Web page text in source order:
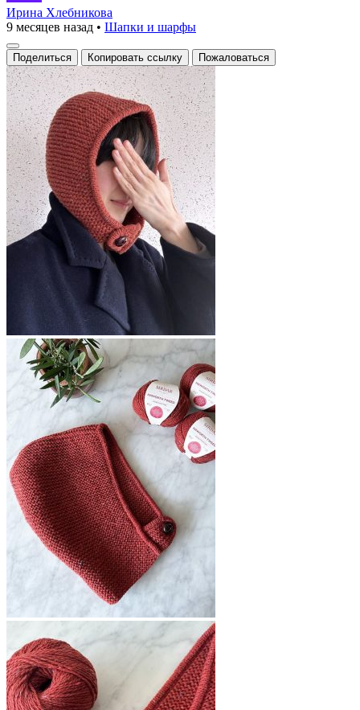
капюшон
с
застёжкой
Ирина Хлебникова
9 месяцев назад • Шапки и шарфы
Поделиться Копировать ссылку Пожаловаться